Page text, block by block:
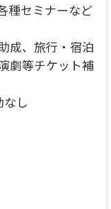
種セミナーなど
成、旅行・宿泊
劇等チケット補
なし